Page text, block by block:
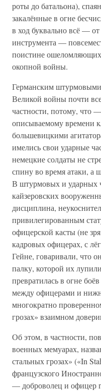
роты до батальона),
закалённые в огне
в ход буквально всё —
инструмента —
поистине
окопной войны.
Германским
Великой войны почти
частности, потому, что
описываемому времени
большевицкими
имелись свои ударные
немецкие солдаты не
спину во время атаки, а
В штурмовых и ударных
кайзеровских
дисциплина,
привилегированным
офицерской касты (не
кадровых офицерах, с
Гейне, говаривали, что
палку, которой их
превратилась в огне
между офицерами и
многократно
грозах» взаимном
Об этом, в частности,
военных мемуарах,
стальных грозах» («In
французского
— доброволец и офицер